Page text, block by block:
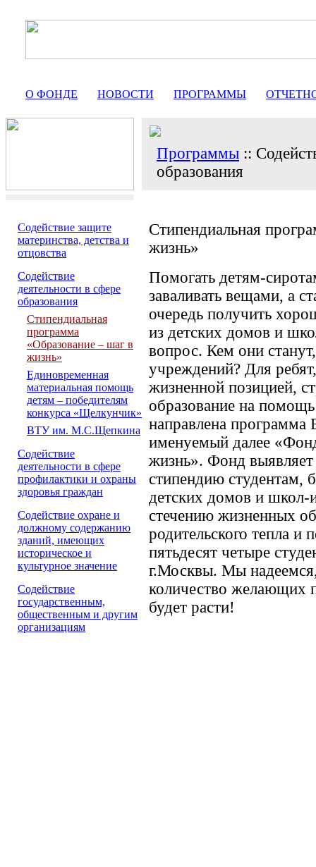
О ФОНДЕ НОВОСТИ ПРОГРАММЫ
Программы ::
образования
Содействие защите
материнства, детства и
отцовства
Содействие
деятельности в сфере
образования
Стипендиальная
программа
«Образование – шаг в
жизнь»
Единовременная
материальная помощь
детям – победителям
конкурса «Щелкунчик»
ВТУ им. М.С.Щепкина
Содействие
деятельности в сфере
профилактики и охраны
здоровья граждан
Содействие охране и
должному содержанию
зданий, имеющих
историческое и
культурное значение
Cодействие
государственным,
общественным и другим
организациям
Стипендиальная
жизнь»
Помогать детям-
заваливать вещами, а
очередь получить
из детских домов и
вопрос. Кем они
учреждений? Для
жизненной позицией,
образование на
направлена
именуемый далее
жизнь». Фонд
стипендию студентам,
детских домов и школ-
стечению жизненных
родительского тепла и
пятьдесят четыре
г.Москвы. Мы
количество желающих
будет расти!